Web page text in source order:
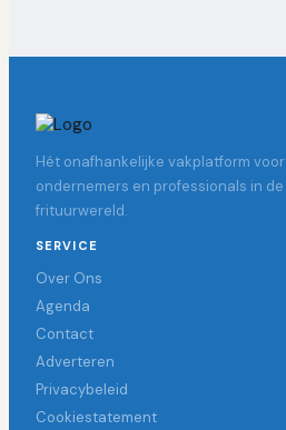
Hét onafhankelijke vakplatform voor
ondernemers en professionals in de
frituurwereld.
SERVICE
Over Ons
Agenda
Contact
Adverteren
Privacybeleid
Cookiestatement